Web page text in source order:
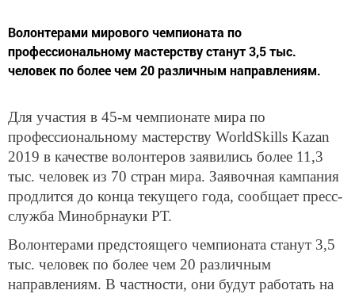
Волонтерами мирового чемпионата по
профессиональному мастерству станут 3,5 тыс.
человек по более чем 20 различным направлениям.
Для участия в 45-м чемпионате мира по
профессиональному мастерству WorldSkills Kazan
2019 в качестве волонтеров заявились более 11,3
тыс. человек из 70 стран мира. Заявочная кампания
продлится до конца текущего года, сообщает пресс-
служба Минобрнауки РТ.
Волонтерами предстоящего чемпионата станут 3,5
тыс. человек по более чем 20 различным
направлениям. В частности, они будут работать на